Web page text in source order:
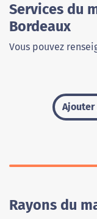
Services du
Bordeaux
Vous pouvez
Rayons du